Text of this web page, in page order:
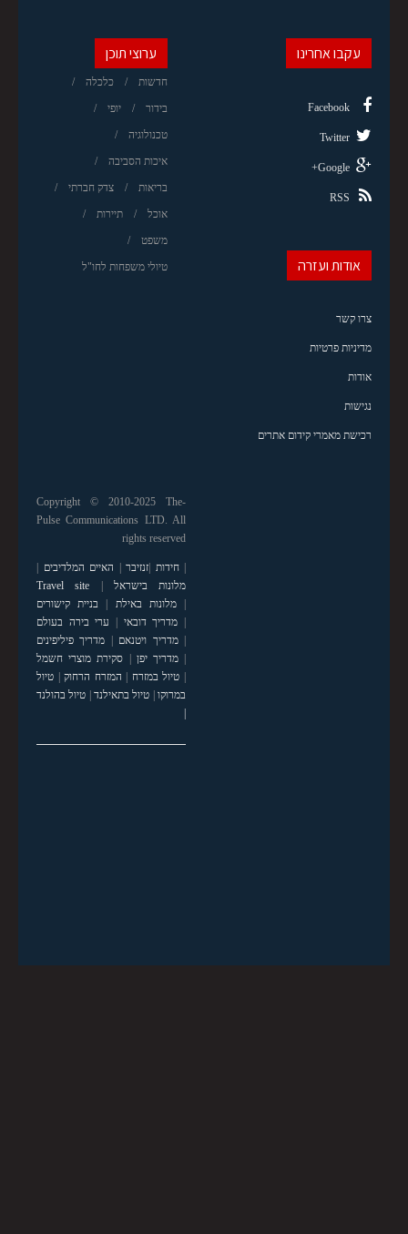
ערוצי תוכן
חדשות כלכלה
בידור יופי
טכנולוגיה
איכות הסביבה
בריאות צדק חברתי
אוכל תיירות
משפט
טיולי משפחות לחו"ל
עקבו אחרינו
Facebook
Twitter
Google+
RSS
אודות ועזרה
צרו קשר
מדיניות פרטיות
אודות
נגישות
רכישת מאמרי קידום אתרים
Copyright © 2010-2025 The-
Pulse Communications LTD. All
rights reserved
|חידות זנזיבר האיים המלדיבים
מלונות בישראל
Travel site
|מלונות באילת
בניית קישורים
מדריך דובאי
ערי בירה בעולם
|מדריך ויטנאם
מדריך פיליפינים
|מדריך יפן
סקירת מוצרי חשמל
טיול במזרח המזרח הרחוק| טיול
במרוקו| טיול בתאילנד| טיול בהולנד